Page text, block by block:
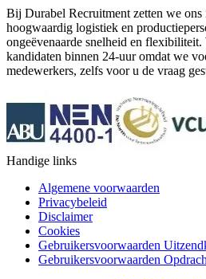
Bij Durabel Recruitment zetten we
hoogwaardig logistiek en
ongeëvenaarde snelheid en flexibiliteit.
kandidaten binnen 24-uur omdat we
medewerkers, zelfs voor u de vraag
Handige links
Algemene voorwaarden
Privacybeleid
Disclaimer
Cookies
Gebruikersvoorwaarden
Gebruikersvoorwaarden